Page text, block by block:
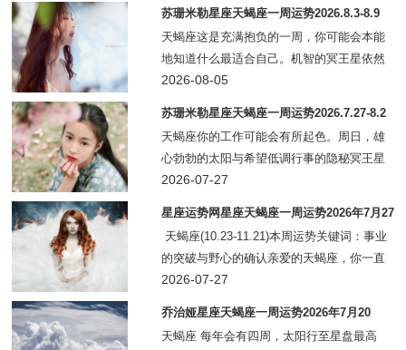
苏珊米勒星座天蝎座一周运势2026.8.3-8.9
天蝎座这是充满抱负的一周，你可能会本能
地知道什么最适合自己。机智的冥王星依然
位于你的家庭宫，稳固你的根基，并让你与
好方向的机
2026-08-05
苏珊米勒星座天蝎座一周运势2026.7.27-8.2
天蝎座你的工作可能会有所起色。周日，雄
心勃勃的太阳与希望低调行事的隐秘冥王星
形成对冲，但你可以在其中找到一个恰到好
大获成功。
2026-07-27
星座运势网星座天蝎座一周运势2026年7月27
日 - 8月2日
天蝎座(10.23-11.21)本周运势关键词：事业
的突破与野心的确认亲爱的天蝎座，你一直
在"等待"一个信号——一个告诉你"是时候
2026-07-27
乔治娅星座天蝎座一周运势2026年7月20
日-26日
天蝎座 每年会有四周，太阳行至星盘最高